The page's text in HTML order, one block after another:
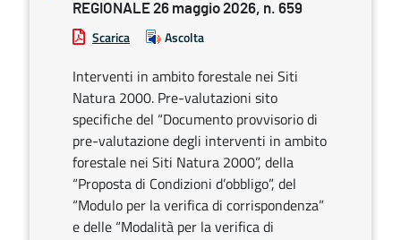
REGIONALE 26 maggio 2026, n. 659
Scarica Ascolta
Interventi in ambito forestale nei Siti
Natura 2000. Pre-valutazioni sito
specifiche del “Documento provvisorio di
pre-valutazione degli interventi in ambito
forestale nei Siti Natura 2000”, della
“Proposta di Condizioni d’obbligo”, del
“Modulo per la verifica di corrispondenza”
e delle “Modalità per la verifica di